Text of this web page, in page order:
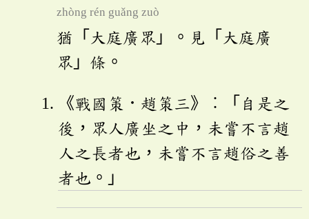
zhòng rén guǎng zuò
猶「大庭廣眾」。見「大庭廣
眾」條。
《戰國策．趙策三》︰「自是之
後，眾人廣坐之中，未嘗不言趙
人之長者也，未嘗不言趙俗之善
者也。」